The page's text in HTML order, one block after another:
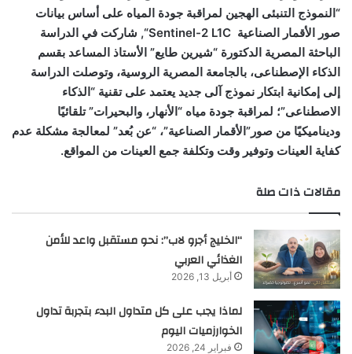
“النموذج التنبئى الهجين لمراقبة جودة المياه على أساس بيانات
صور الأقمار الصناعية Sentinel-2 L1C
“, شاركت في الدراسة
الباحثة المصرية الدكتورة “شيرين طايع” الأستاذ المساعد بقسم
الذكاء الإصطناعى، بالجامعة المصرية الروسية، وتوصلت الدراسة
إلى إمكانية ابتكار نموذج آلى جديد يعتمد على تقنية “الذكاء
الاصطناعى”؛ لمراقبة جودة مياه “الأنهار، والبحيرات” تلقائيًا
وديناميكيًا من صور”الأقمار الصناعية”، “عن بُعد” لمعالجة مشكلة عدم
كفاية العينات وتوفير وقت وتكلفة جمع العينات من المواقع.
مقالات ذات صلة
“الخليج أجرو لاب”: نحو مستقبل واعد للأمن
الغذائي العربي
أبريل 13, 2026
لماذا يجب على كل متداول البدء بتجربة تداول
الخوارزميات اليوم
فبراير 24, 2026